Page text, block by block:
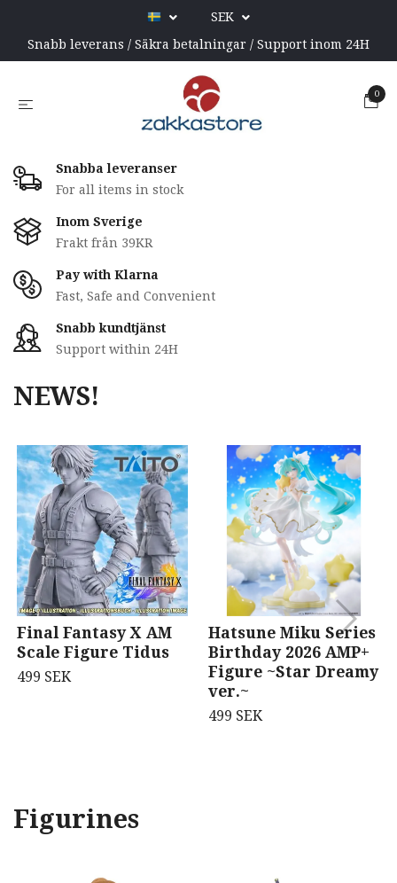
SEK
Snabb leverans / Säkra betalningar / Support inom 24H
0
Snabba leveranser
For all items in stock
Inom Sverige
Frakt från 39KR
Pay with Klarna
Fast, Safe and Convenient
Snabb kundtjänst
Support within 24H
NEWS!
Final Fantasy X AM
Scale Figure Tidus
499 SEK
Hatsune Miku Series
Birthday 2026 AMP+
Figure ~Star Dreamy
ver.~
499 SEK
Figurines